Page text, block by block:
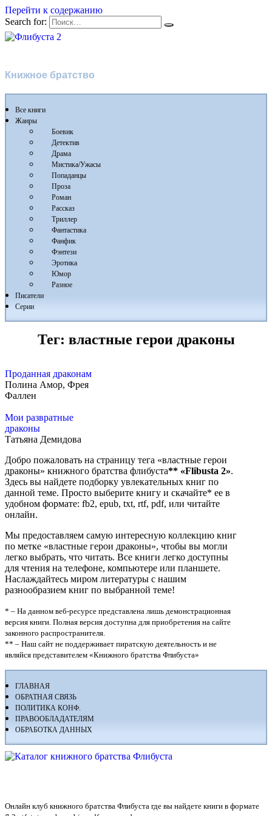
Перейти к содержанию
Search for:
Книжное братство
Все книги
Жанры
Боевик
Детектив
Драма
Мистика/Ужасы
Попаданцы
Проза
Роман
Рассказ
Триллер
Фантастика
Фанфик
Фэнтези
Эротика
Юмор
Разное
Писатели
Серии
Тег: властные герои драконы
Проданная драконам
Полина Амор, Фрея
Фаллен
Мои развратные
драконы
Татьяна Демидова
Добро пожаловать на страницу тега «властные герои
драконы» книжного братства флибуста** «Flibusta 2».
Здесь вы найдете подборку увлекательных книг по
данной теме. Просто выберите книгу и скачайте* ее в
удобном формате: fb2, epub, txt, rtf, pdf, или читайте
онлайн.
Мы предоставляем самую интересную коллекцию книг
по метке «властные герои драконы», чтобы вы могли
легко выбрать, что читать. Все книги легко доступны
для чтения на телефоне, компьютере или планшете.
Наслаждайтесь миром литературы с нашим
разнообразием книг по выбранной теме!
* – На данном веб-ресурсе представлена лишь демонстрационная
версия книги. Полная версия доступна для приобретения на сайте
законного распространителя.
** – Наш сайт не поддерживает пиратскую деятельность и не
являйся представителем «Книжного братства Флибуста»
ГЛАВНАЯ
ОБРАТНАЯ СВЯЗЬ
ПОЛИТИКА КОНФ.
ПРАВООБЛАДАТЕЛЯМ
ОБРАБОТКА ДАННЫХ
Онлайн клуб книжного братства Флибуста где вы найдете книги в формате